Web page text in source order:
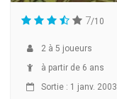
7/10
2 à 5 joueurs
à partir de 6 ans
Sortie : 1 janv. 2003